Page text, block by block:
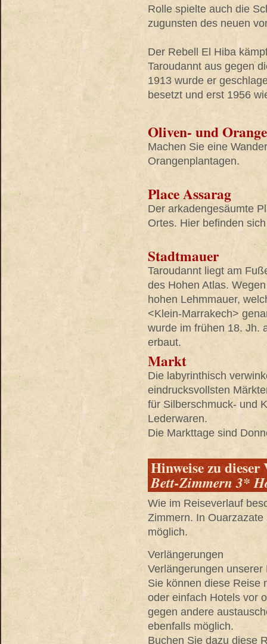
Rolle spielte auch die
zugunsten des neuen
Der Rebell El Hiba
Taroudannt aus gegen
1913 wurde er
besetzt und erst 1956
Oliven- und
Machen Sie eine
Orangenplantagen.
Place Assarag
Der arkadengesäumte
Ortes. Hier befinden
Stadtmauer
Taroudannt liegt am
des Hohen Atlas.
hohen Lehmmauer,
<Klein-Marrakech>
wurde im frühen 18. Jh.
erbaut.
Markt
Die labyrinthisch
eindrucksvollsten
für Silberschmuck- und
Lederwaren.
Die Markttage sind
Hinweise zu
Bett-Zimmern 3*
Wie im Reiseverlauf
Zimmern. In
möglich.
Verlängerungen
Verlängerungen
Sie können diese Reise
oder einfach Hotels vor
gegen andere
ebenfalls möglich.
Buchen Sie dazu diese